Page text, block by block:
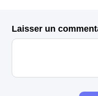
Laisser un